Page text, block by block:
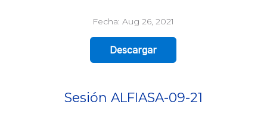
Fecha: Aug 26, 2021
Descargar
Sesión ALFIASA-09-21